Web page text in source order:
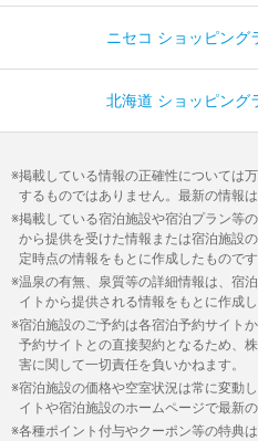
ニセコ ショッピング
北海道 ショッピング
掲載している情報の正確性については
するものではありません。最新の情報
掲載している宿泊施設や宿泊プラン等
から提供を受けた情報または宿泊施設
定時点の情報をもとに作成したものです
温泉の有無、泉質等の詳細情報は、宿
イトから提供される情報をもとに作成し
宿泊施設のご予約は各宿泊予約サイト
予約サイトとの直接契約となるため、
害に関して一切責任を負いかねます。
宿泊施設の価格や空室状況は常に変動
イトや宿泊施設のホームページで最新
各種ポイント付与やクーポン等の特典